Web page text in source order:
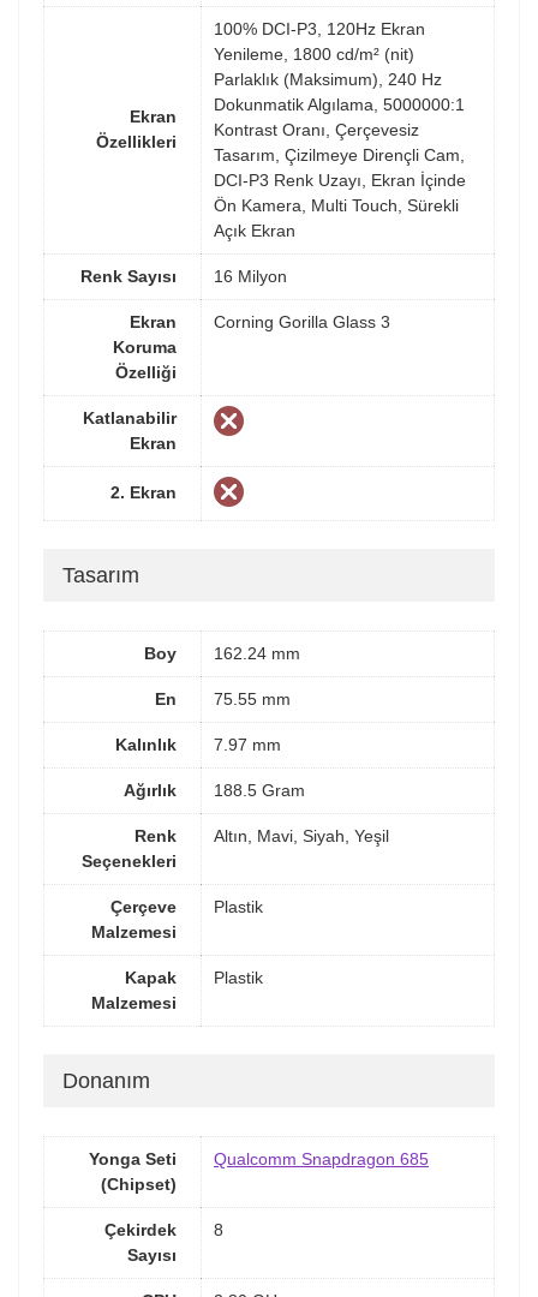
Ekran
Özellikleri
100% DCI-P3, 120Hz Ekran
Yenileme, 1800 cd/m² (nit)
Parlaklık (Maksimum), 240 Hz
Dokunmatik Algılama, 5000000:1
Kontrast Oranı, Çerçevesiz
Tasarım, Çizilmeye Dirençli Cam,
DCI-P3 Renk Uzayı, Ekran İçinde
Ön Kamera, Multi Touch, Sürekli
Açık Ekran
Renk Sayısı 16 Milyon
Ekran
Koruma
Özelliği
Corning Gorilla Glass 3
Katlanabilir
Ekran
2. Ekran
Tasarım
Boy 162.24 mm
En 75.55 mm
Kalınlık 7.97 mm
Ağırlık 188.5 Gram
Renk
Seçenekleri
Altın, Mavi, Siyah, Yeşil
Çerçeve
Malzemesi
Plastik
Kapak
Malzemesi
Plastik
Donanım
Yonga Seti
(Chipset)
Qualcomm Snapdragon 685
Çekirdek
Sayısı
8